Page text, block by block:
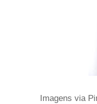
Imagens via